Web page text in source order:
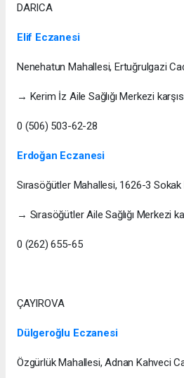
DARICA
Elif Eczanesi
Nenehatun Mahallesi, Ertuğrulgazi
→ Kerim İz Aile Sağlığı Merkezi
0 (506) 503-62-28
Erdoğan Eczanesi
Sırasöğütler Mahallesi, 1626-3
→ Sırasöğütler Aile Sağlığı Merkezi
0 (262) 655-65
ÇAYIROVA
Dülgeroğlu Eczanesi
Özgürlük Mahallesi, Adnan Kahveci